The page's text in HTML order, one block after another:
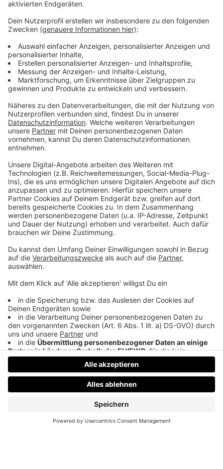
Luckeneder - Comeback vom Urgestein am
Deadline-Day
Felix Luckeneder hat am Deadline-Day seine
Rückkehr fixiert und einen Vertrag bis 2024
unterschrieben. Der geborene Linzer mit tiefen
Wurzeln im Mühlviertel spricht mit Wolfgang Müller
in einer XXL-Podcast-Version über Heimkommen in
die Stahlstadt, Anfänge in Rottenegg, Schulzeit und
erste Jahre im LASK-Nachwuchs, Doppelpass
Schule und Akademie, Fußballklasse im Borg mit
Matura und Vorbildfunktion für die Jugend.
Dazu Profidebüt und Derbyheld (!) gegen Blauweiß,
Aufstieg und Bundesliga unter Glasner, Leihverträge
nach Altach und Hartberg, wo er ein LASK-Spiel
Außerdem gehts um Erwartungen in Cup,
Meisterschaft und Conference League, seine
Beziehung zu den Fans, die aktuelle Ergebniskrise
Viel Spaß!
DatenschutzImpressumAGBsJobs KontaktWerben